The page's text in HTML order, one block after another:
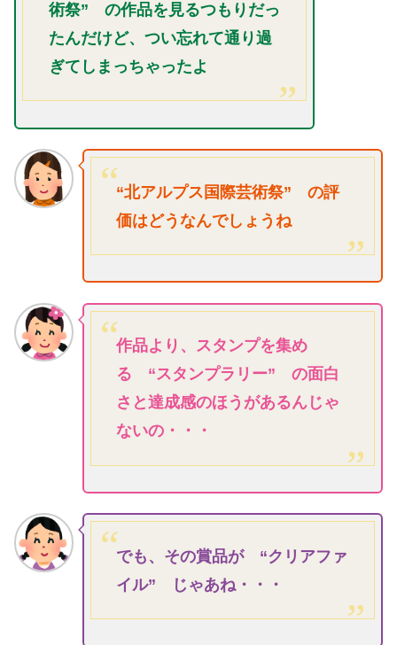
術祭” の作品を見るつもりだっ
たんだけど、つい忘れて通り過
ぎてしまっちゃったよ
“北アルプス国際芸術祭” の評
価はどうなんでしょうね
作品より、スタンプを集め
る “スタンプラリー” の面白
さと達成感のほうがあるんじゃ
ないの・・・
でも、その賞品が “クリアファ
イル” じゃあね・・・